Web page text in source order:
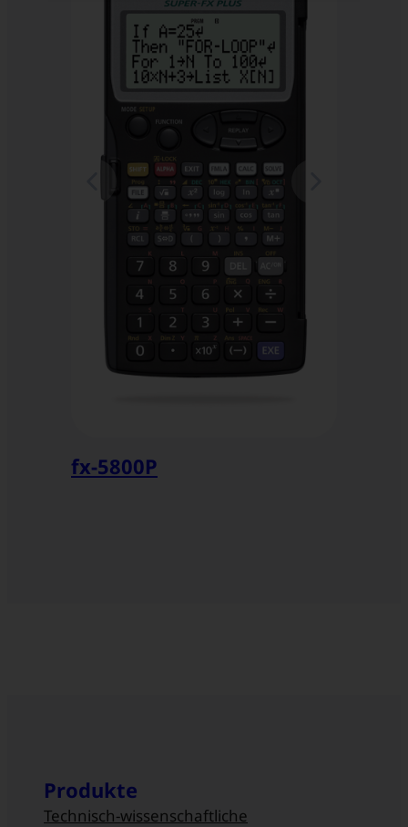
fx-5800P
Produkte
Technisch-wissenschaftliche